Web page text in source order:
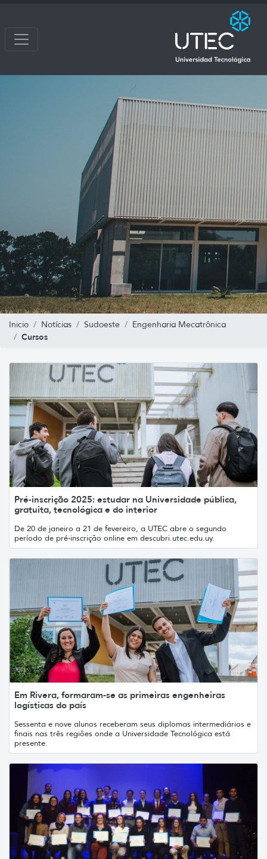
Inicio Notícias Sudoeste Engenharia Mecatrônica
Cursos
Pré-inscrição 2025: estudar na Universidade pública,
gratuita, tecnológica e do interior
De 20 de janeiro a 21 de fevereiro, a UTEC abre o segundo
período de pré-inscrição online em descubri.utec.edu.uy.
Em Rivera, formaram-se as primeiras engenheiras
logísticas do país
Sessenta e nove alunos receberam seus diplomas intermediários e
finais nas três regiões onde a Universidade Tecnológica está
presente.